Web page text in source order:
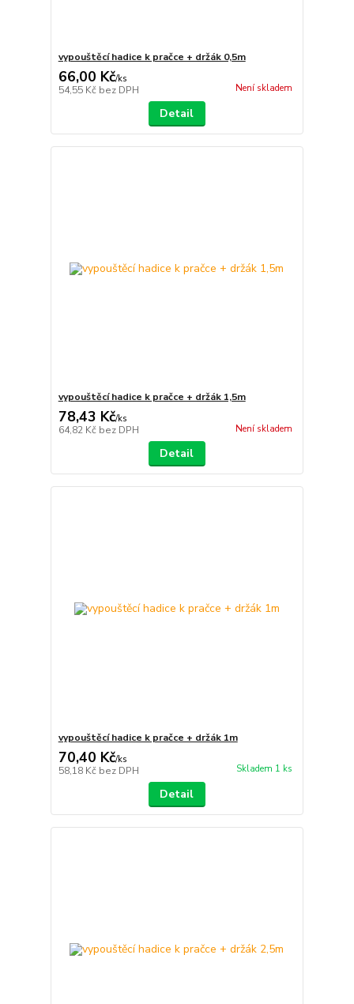
vypouštěcí hadice k pračce + držák 0,5m
66,00 Kč/ks
54,55 Kč bez DPH Není skladem
Detail
vypouštěcí hadice k pračce + držák 1,5m
78,43 Kč/ks
64,82 Kč bez DPH Není skladem
Detail
vypouštěcí hadice k pračce + držák 1m
70,40 Kč/ks
58,18 Kč bez DPH Skladem 1 ks
Detail